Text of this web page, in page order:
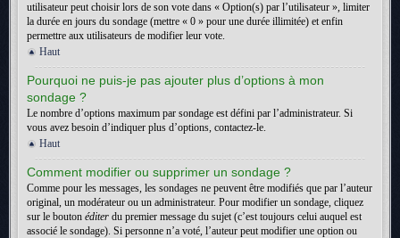
utilisateur peut choisir lors de son vote dans « Option(s) par l’utilisateur », limiter
la durée en jours du sondage (mettre « 0 » pour une durée illimitée) et enfin
permettre aux utilisateurs de modifier leur vote.
Haut
Pourquoi ne puis-je pas ajouter plus d’options à mon
sondage ?
Le nombre d’options maximum par sondage est défini par l’administrateur. Si
vous avez besoin d’indiquer plus d’options, contactez-le.
Haut
Comment modifier ou supprimer un sondage ?
Comme pour les messages, les sondages ne peuvent être modifiés que par l’auteur
original, un modérateur ou un administrateur. Pour modifier un sondage, cliquez
sur le bouton éditer du premier message du sujet (c’est toujours celui auquel est
associé le sondage). Si personne n’a voté, l’auteur peut modifier une option ou